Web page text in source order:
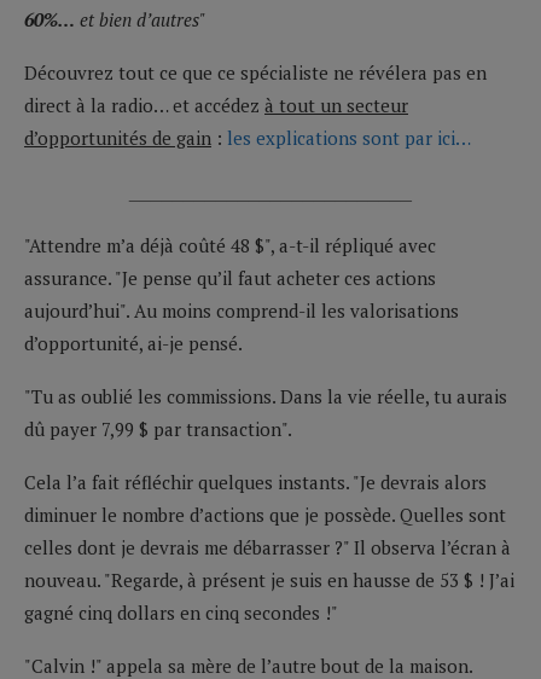
60%… et bien d’autres"
Découvrez tout ce que ce spécialiste ne révélera pas en
direct à la radio… et accédez à tout un secteur
d’opportunités de gain : les explications sont par ici…
"Attendre m’a déjà coûté 48 $", a-t-il répliqué avec
assurance. "Je pense qu’il faut acheter ces actions
aujourd’hui". Au moins comprend-il les valorisations
d’opportunité, ai-je pensé.
"Tu as oublié les commissions. Dans la vie réelle, tu aurais
dû payer 7,99 $ par transaction".
Cela l’a fait réfléchir quelques instants. "Je devrais alors
diminuer le nombre d’actions que je possède. Quelles sont
celles dont je devrais me débarrasser ?" Il observa l’écran à
nouveau. "Regarde, à présent je suis en hausse de 53 $ ! J’ai
gagné cinq dollars en cinq secondes !"
"Calvin !" appela sa mère de l’autre bout de la maison.